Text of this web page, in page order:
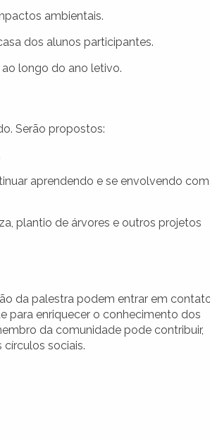
ambientais.
dos alunos participantes.
longo do ano letivo.
Serão propostos:
aprendendo e se envolvendo com
plantio de árvores e outros projetos
da palestra podem entrar em
para enriquecer o conhecimento dos
da comunidade pode contribuir,
sociais.